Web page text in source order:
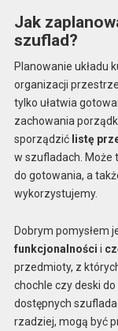
Jak
szuflad?
Planowanie układu
organizacji
tylko ułatwia
zachowania
sporządzić listę
w szufladach. Może
do gotowania, a
wykorzystujemy.
Dobrym pomysłem
funkcjonalności i
przedmioty, z
chochle czy deski
dostępnych
rzadziej, mogą być